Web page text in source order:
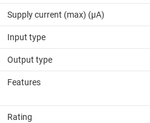
Supply current (max) (µA)
Input type
Output type
Features
Rating